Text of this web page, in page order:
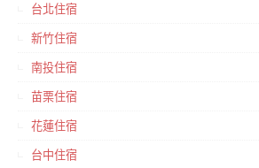
台北住宿
新竹住宿
南投住宿
苗栗住宿
花蓮住宿
台中住宿